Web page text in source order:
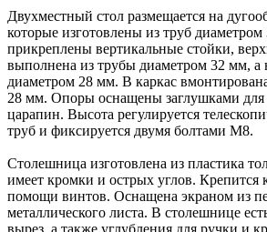
Двухместный стол размещается на
которые изготовлены из труб
прикреплены вертикальные стойки,
выполнена из трубы диаметром 32 мм, а
диаметром 28 мм. В каркас
28 мм. Опоры оснащены заглушками для
царапин. Высота регулируется
труб и фиксируется двумя болтами М8.
Столешница изготовлена из пластика
имеет кромки и острых углов. Крепится
помощи винтов. Оснащена экраном из
металлического листа. В столешнице
вырез, а также углубления для ручки и